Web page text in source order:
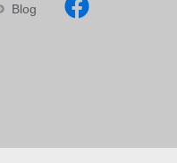
Blog